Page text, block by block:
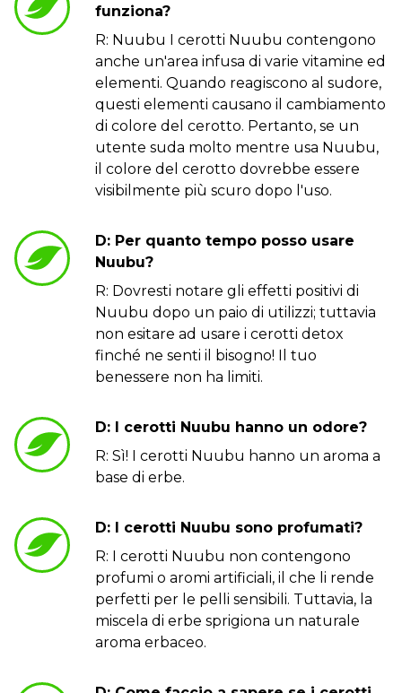
funziona?
R: Nuubu I cerotti Nuubu contengono
anche un'area infusa di varie vitamine ed
elementi. Quando reagiscono al sudore,
questi elementi causano il cambiamento
di colore del cerotto. Pertanto, se un
utente suda molto mentre usa Nuubu,
il colore del cerotto dovrebbe essere
visibilmente più scuro dopo l'uso.
D: Per quanto tempo posso usare
Nuubu?
R: Dovresti notare gli effetti positivi di
Nuubu dopo un paio di utilizzi; tuttavia
non esitare ad usare i cerotti detox
finché ne senti il bisogno! Il tuo
benessere non ha limiti.
D: I cerotti Nuubu hanno un odore?
R: Sì! I cerotti Nuubu hanno un aroma a
base di erbe.
D: I cerotti Nuubu sono profumati?
R: I cerotti Nuubu non contengono
profumi o aromi artificiali, il che li rende
perfetti per le pelli sensibili. Tuttavia, la
miscela di erbe sprigiona un naturale
aroma erbaceo.